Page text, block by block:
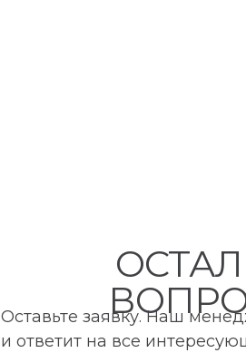
Оставьте заявку. Наш
и ответит на все